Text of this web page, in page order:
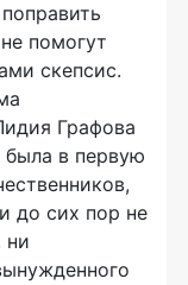
помогут
скепсис.
Графова
была в первую
до сих пор не
ни